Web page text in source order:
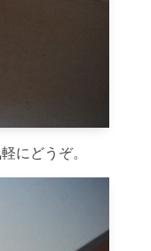
にどうぞ。